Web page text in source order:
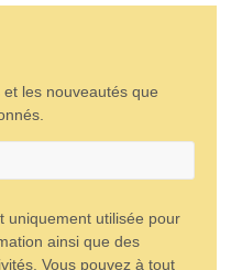
les nouveautés que
uniquement utilisée pour
ainsi que des
Vous pouvez à tout